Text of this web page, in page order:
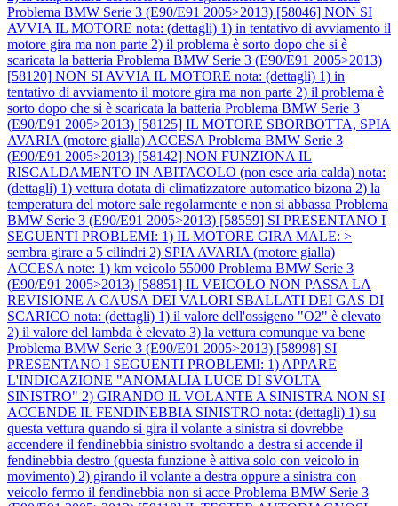
Problema BMW Serie 3 (E90/E91 2005>2013) [58046] NON SI
AVVIA IL MOTORE nota: (dettagli) 1) in tentativo di avviamento il
motore gira ma non parte 2) il problema è sorto dopo che si è
scaricata la batteria Problema BMW Serie 3 (E90/E91 2005>2013)
[58120] NON SI AVVIA IL MOTORE nota: (dettagli) 1) in
tentativo di avviamento il motore gira ma non parte 2) il problema è
sorto dopo che si è scaricata la batteria Problema BMW Serie 3
(E90/E91 2005>2013) [58125] IL MOTORE SBORBOTTA, SPIA
AVARIA (motore gialla) ACCESA Problema BMW Serie 3
(E90/E91 2005>2013) [58142] NON FUNZIONA IL
RISCALDAMENTO IN ABITACOLO (non esce aria calda) nota:
(dettagli) 1) vettura dotata di climatizzatore automatico bizona 2) la
temperatura del motore sale regolarmente e non si abbassa Problema
BMW Serie 3 (E90/E91 2005>2013) [58559] SI PRESENTANO I
SEGUENTI PROBLEMI: 1) IL MOTORE GIRA MALE: >
sembra girare a 5 cilindri 2) SPIA AVARIA (motore gialla)
ACCESA note: 1) km veicolo 55000 Problema BMW Serie 3
(E90/E91 2005>2013) [58851] IL VEICOLO NON PASSA LA
REVISIONE A CAUSA DEI VALORI SBALLATI DEI GAS DI
SCARICO nota: (dettagli) 1) il valore dell'ossigeno "O2" è elevato
2) il valore del lambda è elevato 3) la vettura comunque va bene
Problema BMW Serie 3 (E90/E91 2005>2013) [58998] SI
PRESENTANO I SEGUENTI PROBLEMI: 1) APPARE
L'INDICAZIONE "ANOMALIA LUCE DI SVOLTA
SINISTRO" 2) GIRANDO IL VOLANTE A SINISTRA NON SI
ACCENDE IL FENDINEBBIA SINISTRO nota: (dettagli) 1) su
questa vettura quando si gira il volante a sinistra si dovrebbe
accendere il fendinebbia sinistro svoltando a destra si accende il
fendinebbia destro (questa funzione è attiva solo con veicolo in
movimento) 2) girando il volante a destra oppure a sinistra con
veicolo fermo il fendinebbia non si acce Problema BMW Serie 3